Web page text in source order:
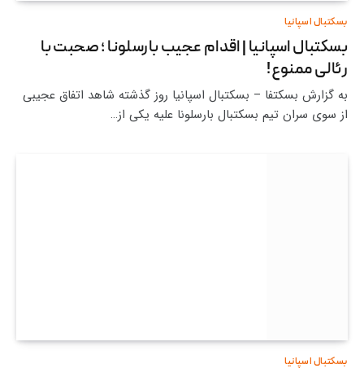
بسکتبال اسپانیا
بسکتبال اسپانیا | اقدام عجیب بارسلونا ؛ صحبت با
رئالی ممنوع!
به گزارش بسکتفا – بسکتبال اسپانیا روز گذشته شاهد اتفاق عجیبی
از سوی سران تیم بسکتبال بارسلونا علیه یکی از…
بسکتبال اسپانیا